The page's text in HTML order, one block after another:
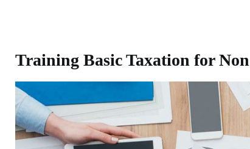
Training Basic Taxation for